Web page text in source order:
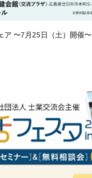
ア 〜7月25日（土）開催〜